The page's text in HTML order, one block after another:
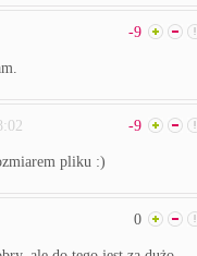
-9
-9
pliku :)
0